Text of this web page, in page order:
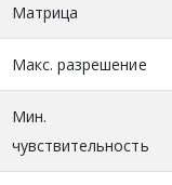
Матрица
Макс. разрешение
Мин.
чувствительность